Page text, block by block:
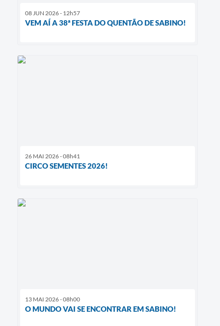
08 JUN 2026 - 12h57
VEM AÍ A 38ª FESTA DO QUENTÃO DE SABINO!
26 MAI 2026 - 08h41
CIRCO SEMENTES 2026!
13 MAI 2026 - 08h00
O MUNDO VAI SE ENCONTRAR EM SABINO!